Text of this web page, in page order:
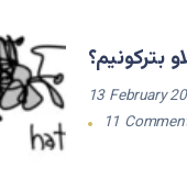
بترکونیم؟
13 February
11